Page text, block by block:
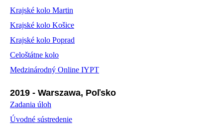
Krajské kolo Martin
Krajské kolo Košice
Krajské kolo Poprad
Celoštátne kolo
Medzinárodný Online IYPT
2019 - Warszawa, Poľsko
Zadania úloh
Úvodné sústredenie